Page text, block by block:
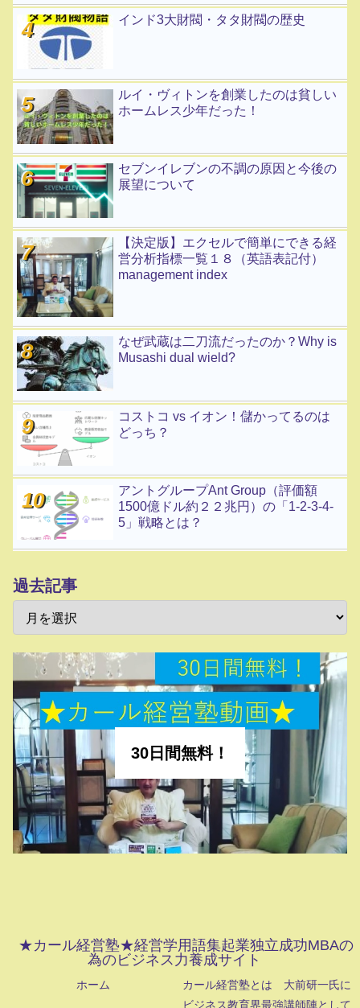
インド3大財閥・タタ財閥の歴史
ルイ・ヴィトンを創業したのは貧しい
ホームレス少年だった！
セブンイレブンの不調の原因と今後の
展望について
【決定版】エクセルで簡単にできる経
営分析指標一覧１８（英語表記付）
management index
なぜ武蔵は二刀流だったのか？Why is
Musashi dual wield?
コストコ vs イオン！儲かってるのは
どっち？
アントグループAnt Group（評価額
1500億ドル約２２兆円）の「1-2-3-4-
5」戦略とは？
過去記事
30日間無料！
★カール経営塾★経営学用語集起業独立成功MBAの
為のビジネス力養成サイト
ホーム
カール経営塾とは 大前研一氏に
ビジネス教育界最強講師陣として